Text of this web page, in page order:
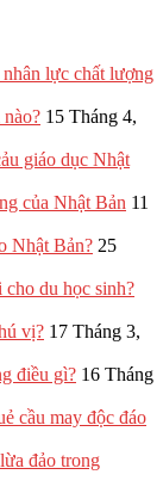
lực chất lượng
15 Tháng 4,
giáo dục Nhật
của Nhật Bản 11
Nhật Bản? 25
cho du học sinh?
vị? 17 Tháng 3,
điều gì? 16 Tháng
cầu may độc đáo
đảo trong